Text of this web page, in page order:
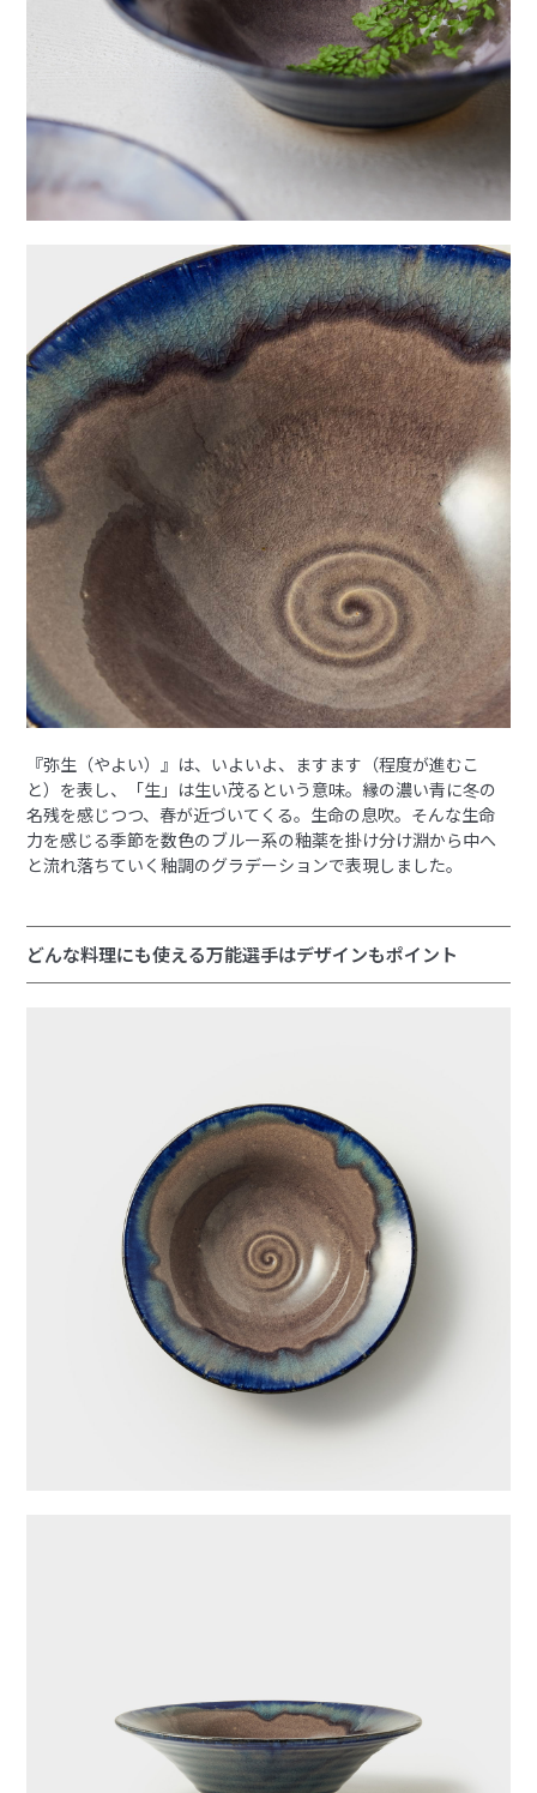
『弥生（やよい）』は、いよいよ、ますます（程度が進むこ
と）を表し、「生」は生い茂るという意味。縁の濃い青に冬の
名残を感じつつ、春が近づいてくる。生命の息吹。そんな生命
力を感じる季節を数色のブルー系の釉薬を掛け分け淵から中へ
と流れ落ちていく釉調のグラデーションで表現しました。
どんな料理にも使える万能選手はデザインもポイント